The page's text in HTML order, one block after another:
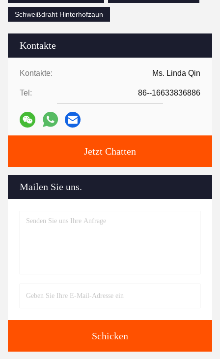
Kontakte
Kontakte: Ms. Linda Qin
Tel: 86--16633836886
Jetzt Chatten
Mailen Sie uns.
Schicken
Schweißdraht Hinterhofzaun